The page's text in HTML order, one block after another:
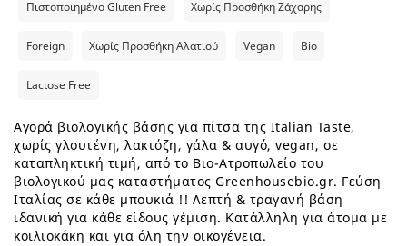
Πιστοποιημένο Gluten Free Χωρίς Προσθήκη Ζάχαρης
Foreign Χωρίς Προσθήκη Αλατιού Vegan Bio
Lactose Free
Αγορά βιολογικής βάσης για πίτσα της Italian Taste,
χωρίς γλουτένη, λακτόζη, γάλα & αυγό, vegan, σε
καταπληκτική τιμή, από το Βιο-Ατροπωλείο του
βιολογικού μας καταστήματος Greenhousebio.gr. Γεύση
Ιταλίας σε κάθε μπουκιά !! Λεπτή & τραγανή βάση
ιδανική για κάθε είδους γέμιση. Κατάλληλη για άτομα με
κοιλιοκάκη και για όλη την οικογένεια.